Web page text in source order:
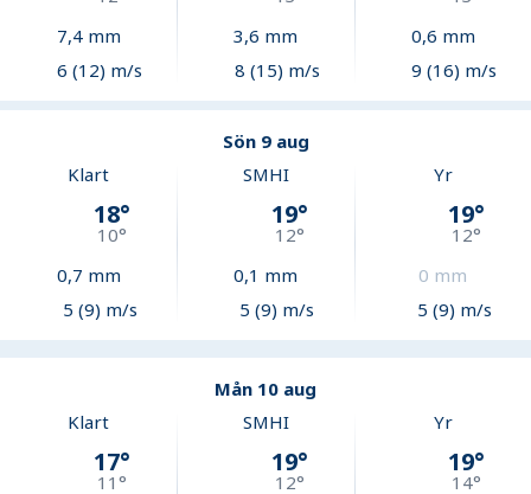
7,4mm
6 (12) m/s
3,6 mm
8 (15) m/s
0,6 mm
9 (16) m/s
Sön 9 aug
Klart
18°
10°
0,7 mm
5 (9) m/s
SMHI
19°
12°
0,1 mm
5 (9) m/s
Yr
19°
12°
0 mm
5 (9) m/s
Mån 10 aug
Klart
17°
11°
SMHI
19°
12°
Yr
19°
14°